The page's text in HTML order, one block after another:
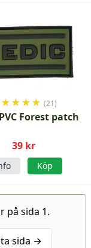
★★★★ (21)
Forest patch
39 kr
Köp
på sida 1.
sida →